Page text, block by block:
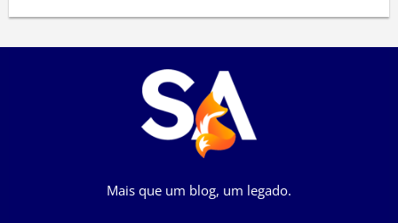
Mais que um blog, um legado.